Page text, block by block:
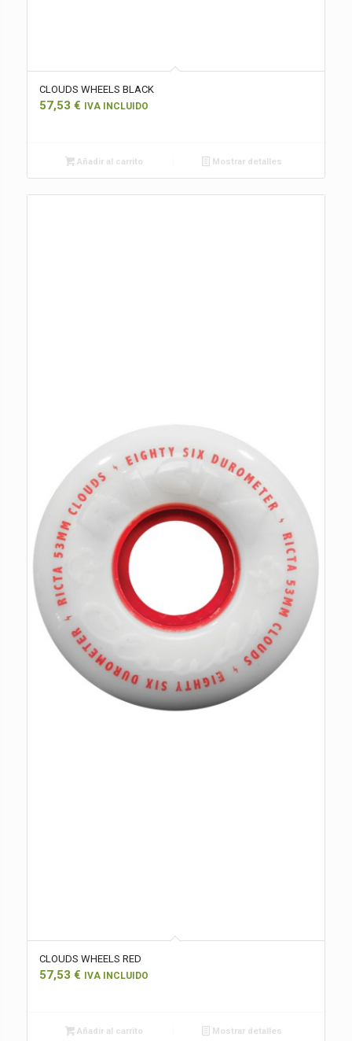
CLOUDS WHEELS BLACK
57,53 € IVA INCLUIDO
Añadir al carrito Mostrar detalles
CLOUDS WHEELS RED
57,53 € IVA INCLUIDO
Añadir al carrito Mostrar detalles